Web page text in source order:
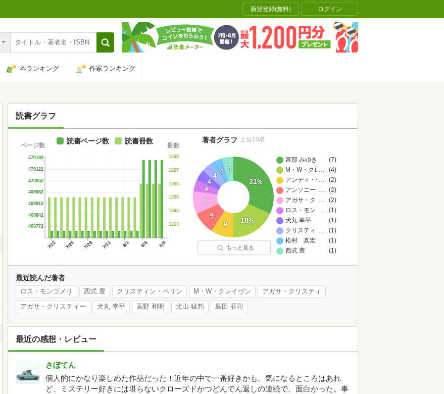
新規登録(無料) ログイン
本ランキング 作家ランキング
読書グラフ
7/22 7/25 7/28 7/31 8/3 8/6 8/9
469772
469842
469912
469982
470052
470122
470192
ページ数
1263
1264
1265
1266
1267
1268
冊数
読書ページ数 読書冊数
宮部 みゆき
(7)
M・W・クレイヴン
(4)
…
アンディ・ウィアー
(2)
…
アンソニー・ホロヴィッツ
(2)
…
アガサ・クリスティー
(2)
…
ロス・モンゴメリ
(1)
…
犬丸 幸平
(1)
クリスティン・ペリン
(1)
…
松村 真宏
(1)
西式 豊
(1)
31%
18%
9
9
9
4
4
4
4 4
著者グラフ 上位10名
もっと見る
最近読んだ著者
ロス・モンゴメリ 西式 豊 クリスティン・ペリン M・W・クレイヴン アガサ・クリスティ
アガサ・クリスティー 犬丸 幸平 高野 和明 北山 猛邦 島田 荘司
最近の感想・レビュー
さぼてん
個人的にかなり楽しめた作品だった！近年の中で一番好きかも。気になるところはあれ
ど、ミステリー好きには堪らないクローズドかつどんでん返しの連続で、面白かった。事